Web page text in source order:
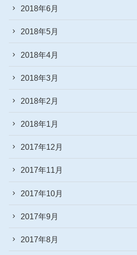
2018年6月
2018年5月
2018年4月
2018年3月
2018年2月
2018年1月
2017年12月
2017年11月
2017年10月
2017年9月
2017年8月